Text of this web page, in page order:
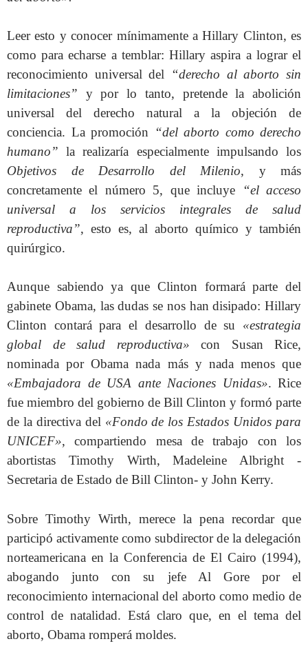
Leer esto y conocer mínimamente a Hillary Clinton, es
como para echarse a temblar: Hillary aspira a lograr el
reconocimiento universal del “derecho al aborto sin
limitaciones” y por lo tanto, pretende la abolición
universal del derecho natural a la objeción de
conciencia. La promoción “del aborto como derecho
humano” la realizaría especialmente impulsando los
Objetivos de Desarrollo del Milenio, y más
concretamente el número 5, que incluye
“el acceso
universal a los servicios integrales de salud
reproductiva”, esto es, al aborto químico y también
quirúrgico.
Aunque sabiendo ya que Clinton formará parte del
gabinete Obama, las dudas se nos han disipado: Hillary
Clinton contará para el desarrollo de su «estrategia
global de salud reproductiva» con Susan Rice,
nominada por Obama nada más y nada menos que
«Embajadora de USA ante Naciones Unidas». Rice
fue miembro del gobierno de Bill Clinton y formó parte
de la directiva del «Fondo de los Estados Unidos para
UNICEF», compartiendo mesa de trabajo con los
abortistas Timothy Wirth, Madeleine Albright -
Secretaria de Estado de Bill Clinton- y John Kerry.
Sobre Timothy Wirth, merece la pena recordar que
participó activamente como subdirector de la delegación
norteamericana en la Conferencia de El Cairo (1994),
abogando junto con su jefe Al Gore por el
reconocimiento internacional del aborto como medio de
control de natalidad. Está claro que, en el tema del
aborto, Obama romperá moldes.